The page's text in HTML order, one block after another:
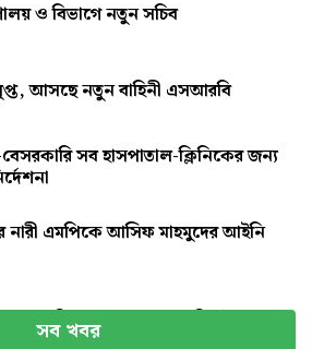
ও বিভাগে নতুন সচিব
আসছে নতুন বাহিনী এসআরবি
সব হাসপাতাল-ক্লিনিকের জন্য
নারী এমপিকে আসিফ মাহমুদের আইনি
নিরাপত্তা জোরদারের নির্দেশ
সব খবর